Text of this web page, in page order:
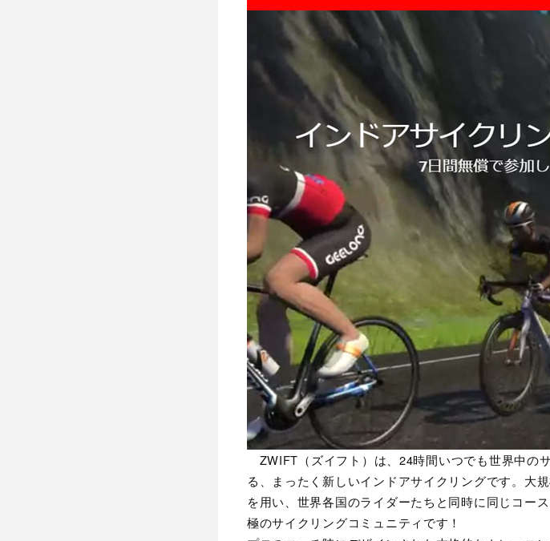
ZWIFT（ズイフト）は、24時間いつでも世界中の
る、まったく新しいインドアサイクリングです。大
を用い、世界各国のライダーたちと同時に同じコー
極のサイクリングコミュニティです！